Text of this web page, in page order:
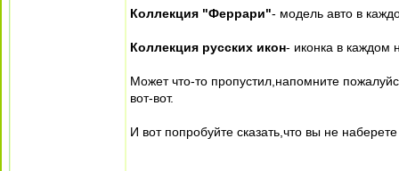
Коллекция "Феррари"- модель авто в
Коллекция русских икон- иконка в каждом
Может что-то пропустил,напомните
вот-вот.
И вот попробуйте сказать,что вы не